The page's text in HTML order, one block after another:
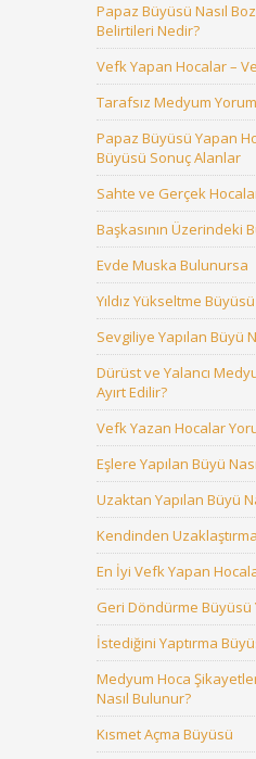
Papaz Büyüsü Nasıl
Belirtileri Nedir?
Vefk Yapan Hocalar –
Tarafsız Medyum
Papaz Büyüsü Yapan
Büyüsü Sonuç Alanlar
Sahte ve Gerçek Hocalar
Başkasının Üzerindeki
Evde Muska Bulunursa
Yıldız Yükseltme Büyüsü
Sevgiliye Yapılan Büyü
Dürüst ve Yalancı
Ayırt Edilir?
Vefk Yazan Hocalar
Eşlere Yapılan Büyü
Uzaktan Yapılan Büyü
Kendinden
En İyi Vefk Yapan
Geri Döndürme Büyüsü
İstediğini Yaptırma
Medyum Hoca
Nasıl Bulunur?
Kısmet Açma Büyüsü